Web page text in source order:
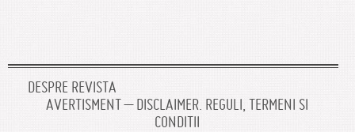
DESPRE REVISTA
AVERTISMENT – DISCLAIMER. REGULI, TERMENI SI
CONDITII